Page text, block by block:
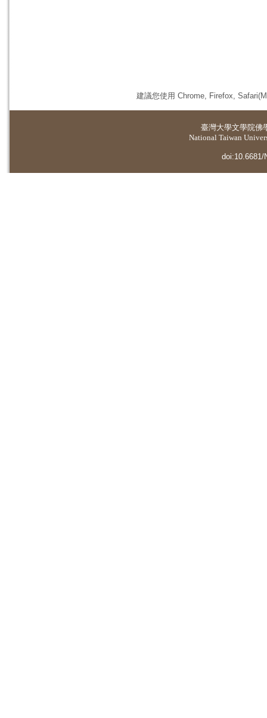
建議您使用 Chrome, Firefox,
臺灣大學文學院佛
National Taiwan
doi:10.6681/